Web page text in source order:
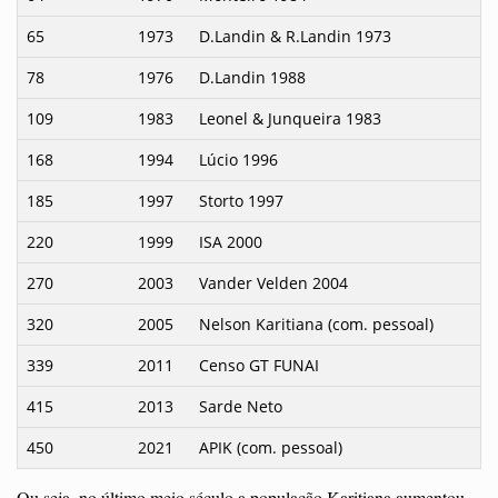
65
1973
D.Landin & R.Landin 1973
78
1976
D.Landin 1988
109
1983
Leonel & Junqueira 1983
168
1994
Lúcio 1996
185
1997
Storto 1997
220
1999
ISA 2000
270
2003
Vander Velden 2004
320
2005
Nelson Karitiana (com. pessoal)
339
2011
Censo GT FUNAI
415
2013
Sarde Neto
450
2021 APIK (com. pessoal)